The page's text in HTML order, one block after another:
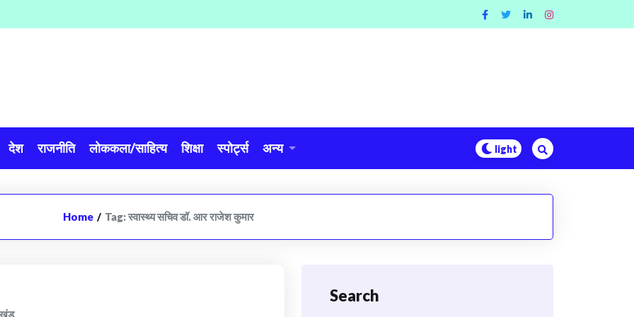
देश राजनीति लोककला/साहित्य शिक्षा स्पोर्ट्स अन्य
Home / Tag:स्वास्थ्य सचिव डॉ. आर राजेश कुमार
Search